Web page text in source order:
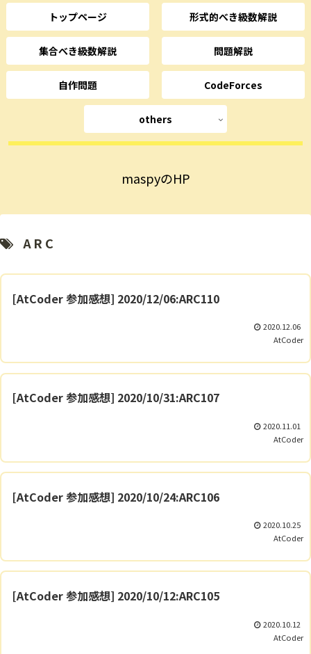
maspyのHP
トップページ 形式的べき級数解説
集合べき級数解説 問題解説
自作問題 CodeForces
others
ARC
[AtCoder 参加感想] 2020/12/06:ARC110
2020.12.06
AtCoder
[AtCoder 参加感想] 2020/10/31:ARC107
2020.11.01
AtCoder
[AtCoder 参加感想] 2020/10/24:ARC106
2020.10.25
AtCoder
[AtCoder 参加感想] 2020/10/12:ARC105
2020.10.12
AtCoder